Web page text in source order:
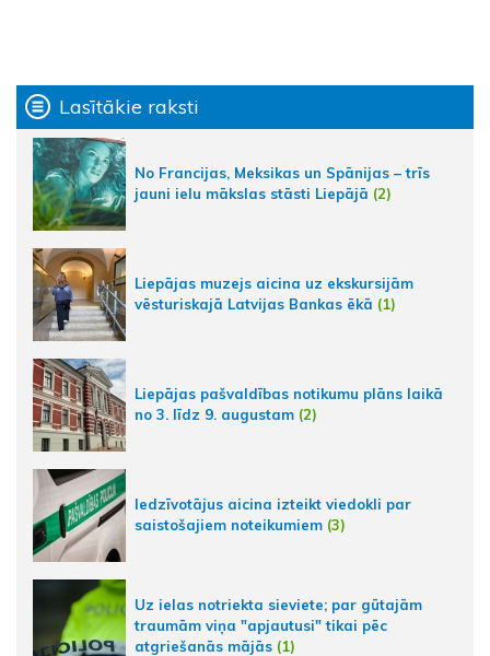
Lasītākie raksti
No Francijas, Meksikas un Spānijas – trīs
jauni ielu mākslas stāsti Liepājā (2)
Liepājas muzejs aicina uz ekskursijām
vēsturiskajā Latvijas Bankas ēkā (1)
Liepājas pašvaldības notikumu plāns laikā
no 3. līdz 9. augustam (2)
Iedzīvotājus aicina izteikt viedokli par
saistošajiem noteikumiem (3)
Uz ielas notriekta sieviete; par gūtajām
traumām viņa "apjautusi" tikai pēc
atgriešanās mājās (1)